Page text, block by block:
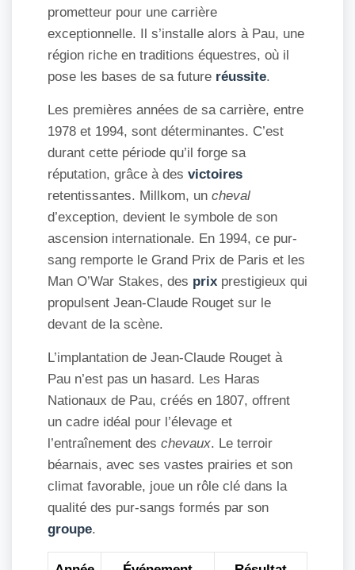
prometteur pour une carrière
exceptionnelle. Il s’installe alors à Pau, une
région riche en traditions équestres, où il
pose les bases de sa future réussite.
Les premières années de sa carrière, entre
1978 et 1994, sont déterminantes. C’est
durant cette période qu’il forge sa
réputation, grâce à des victoires
retentissantes. Millkom, un cheval
d’exception, devient le symbole de son
ascension internationale. En 1994, ce pur-
sang remporte le Grand Prix de Paris et les
Man O’War Stakes, des prix prestigieux qui
propulsent Jean-Claude Rouget sur le
devant de la scène.
L’implantation de Jean-Claude Rouget à
Pau n’est pas un hasard. Les Haras
Nationaux de Pau, créés en 1807, offrent
un cadre idéal pour l’élevage et
l’entraînement des chevaux. Le terroir
béarnais, avec ses vastes prairies et son
climat favorable, joue un rôle clé dans la
qualité des pur-sangs formés par son
groupe.